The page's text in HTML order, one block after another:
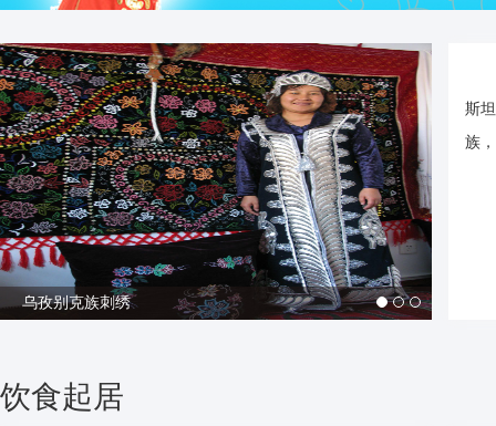
乌孜别克族刺绣
斯
族
饮食起居